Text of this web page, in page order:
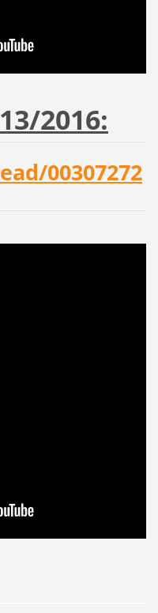
2016:
00307272